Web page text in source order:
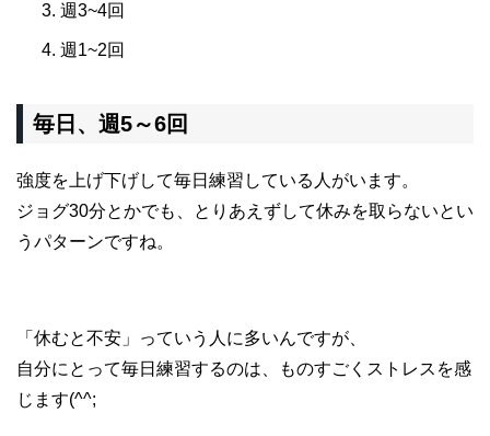
週3~4回
週1~2回
毎日、週5～6回
強度を上げ下げして毎日練習している人がいます。
ジョグ30分とかでも、とりあえずして休みを取らないとい
うパターンですね。
「休むと不安」っていう人に多いんですが、
自分にとって毎日練習するのは、ものすごくストレスを感
じます(^^;